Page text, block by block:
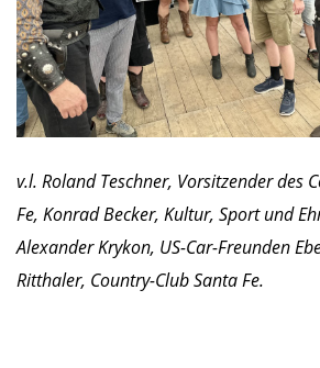
v.l. Roland Teschner, Vorsitzender des
Fe, Konrad Becker, Kultur, Sport und
Alexander Krykon, US-Car-Freunden
Ritthaler, Country-Club Santa Fe.